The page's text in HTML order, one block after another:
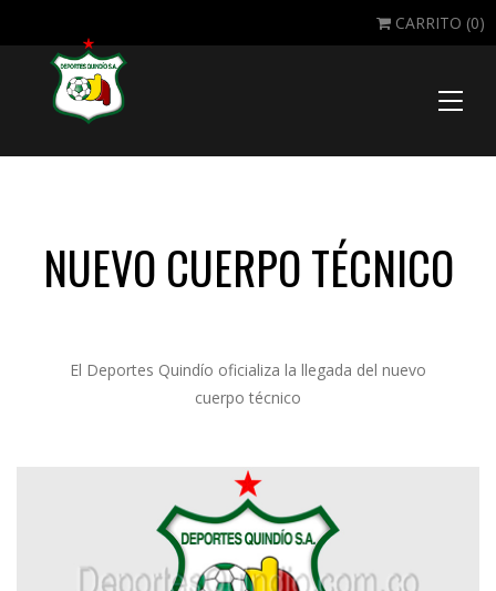
CARRITO (0)
Toggle
NUEVO CUERPO TÉCNICO
El Deportes Quindío oficializa la llegada del nuevo
cuerpo técnico